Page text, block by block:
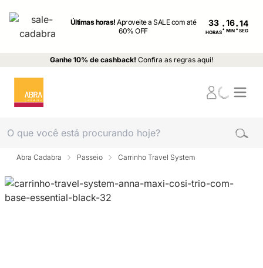
Últimas horas!Aproveite a SALE com até
60% OFF
33
HORAS: MIN : SEG
Ganhe 10% de cashback! Confira as regras aqui!
Abra Cadabra Passeio Carrinho Travel System